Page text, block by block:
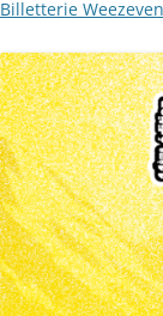
Billetterie